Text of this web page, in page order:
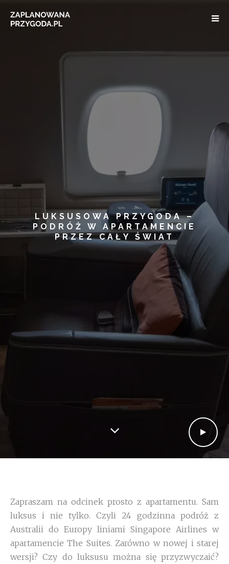
LUKSUSOWA PRZYGODA –
PODRÓŻ W APARTAMENCIE
PRZEZ CAŁY ŚWIAT
Zapraszam na odcinek prosto z apartamentu. Sam
luksus i nie tylko. Czyli 24 godzinna podróż z
Australii do Europy liniami Singapore Airlines w
apartamencie The Suites. Zarówno w nowej i starej
wersji? Czy do luksusu można się przyzwyczaić?